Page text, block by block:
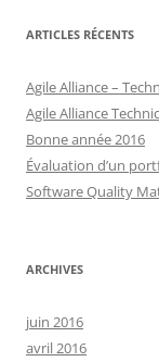
ARTICLES RÉCENTS
Agile Alliance –
Agile Alliance
Bonne année 2016
Évaluation d’un
Software Quality
ARCHIVES
juin 2016
avril 2016